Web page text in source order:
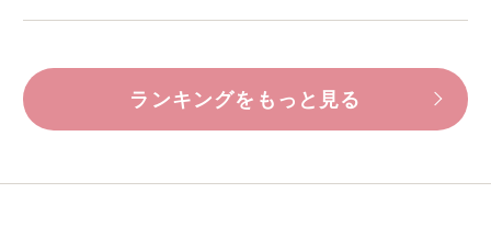
ランキングをもっと見る